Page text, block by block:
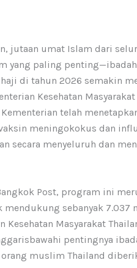
jutaan umat Islam dari
yang paling
di tahun 2026 semakin
Kesehatan
telah
meningokokus dan
secara menyeluruh dan
Post, program ini
sebanyak
Kesehatan Masyarakat
pentingnya
orang muslim Thailand